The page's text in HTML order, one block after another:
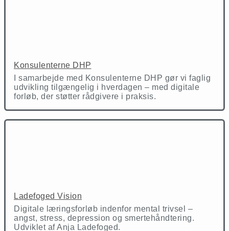
Konsulenterne DHP
I samarbejde med Konsulenterne DHP gør vi faglig
udvikling tilgængelig i hverdagen – med digitale
forløb, der støtter rådgivere i praksis.
Ladefoged Vision
Digitale læringsforløb indenfor mental trivsel –
angst, stress, depression og smertehåndtering.
Udviklet af Anja Ladefoged.